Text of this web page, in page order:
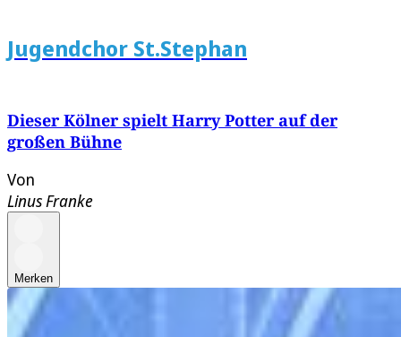
Jugendchor St.Stephan
Dieser Kölner spielt Harry Potter auf der
großen Bühne
Von
Linus Franke
Merken